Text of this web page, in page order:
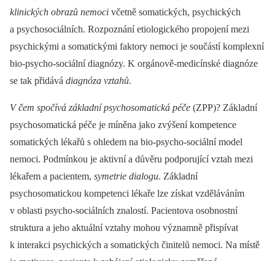
klinických obrazů nemoci včetně somatických, psychických
a psychosociálních. Rozpoznání etiologického propojení mezi
psychickými a somatickými faktory nemoci je součástí komplexní
bio-psycho-sociální diagnózy. K orgánově-medicínské diagnóze
se tak přidává diagnóza vztahů.
V čem spočívá základní psychosomatická péče (ZPP)? Základní
psychosomatická péče je míněna jako zvýšení kompetence
somatických lékařů s ohledem na bio-psycho-sociální model
nemoci. Podmínkou je aktivní a důvěru podporující vztah mezi
lékařem a pacientem, symetrie dialogu. Základní
psychosomatickou kompetenci lékaře lze získat vzděláváním
v oblasti psycho-sociálních znalostí. Pacientova osobnostní
struktura a jeho aktuální vztahy mohou významně přispívat
k interakci psychických a somatických činitelů nemoci. Na místě